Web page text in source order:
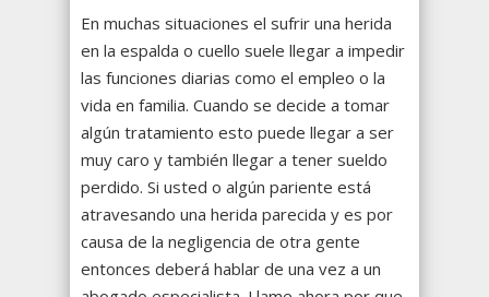
En muchas situaciones el sufrir una herida
en la espalda o cuello suele llegar a impedir
las funciones diarias como el empleo o la
vida en familia. Cuando se decide a tomar
algún tratamiento esto puede llegar a ser
muy caro y también llegar a tener sueldo
perdido. Si usted o algún pariente está
atravesando una herida parecida y es por
causa de la negligencia de otra gente
entonces deberá hablar de una vez a un